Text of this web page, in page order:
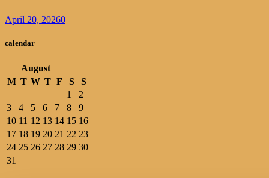
April 20, 20260
calendar
August
M T W T F S
S
1
2
3
4 5 6 7 8
9
10 11 12 13 14 15 16
17 18 19 20 21 22 23
24 25 26 27 28 29 30
31